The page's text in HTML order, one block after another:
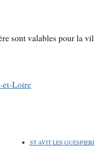
sont valables pour la
et-Loire
ST AVIT LES